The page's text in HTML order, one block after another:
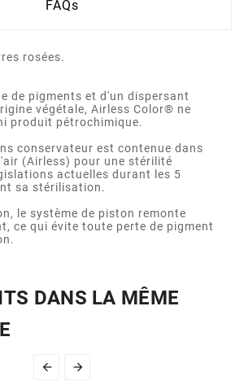
FAQs
rosées.
de pigments et d'un dispersant
végétale, Airless Color® ne
produit pétrochimique.
conservateur est contenue dans
(Airless) pour une stérilité
actuelles durant les 5
sa stérilisation.
le système de piston remonte
ce qui évite toute perte de pigment
DANS LA MÊME
 